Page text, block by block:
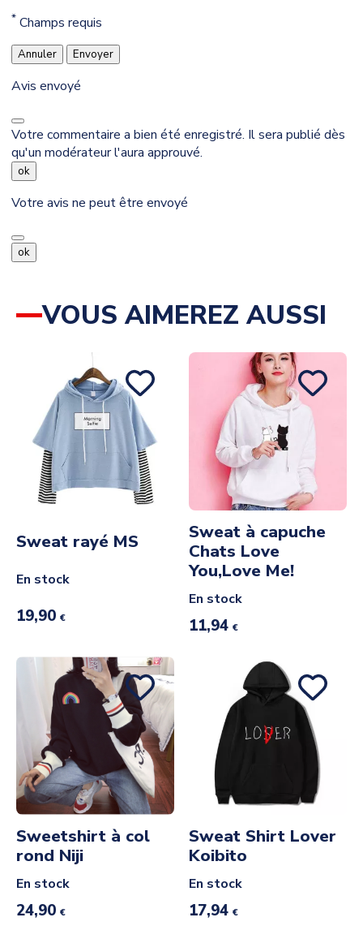
* Champs requis
Annuler Envoyer
Avis envoyé
Votre commentaire a bien été enregistré. Il sera publié dès
qu'un modérateur l'aura approuvé.
ok
Votre avis ne peut être envoyé
ok
VOUS AIMEREZ AUSSI
Sweat rayé MS
En stock
19,90 €
Sweat à capuche
Chats Love
You,Love Me!
En stock
11,94 €
Sweetshirt à col
rond Niji
En stock
24,90 €
Sweat Shirt Lover
Koibito
En stock
17,94 €